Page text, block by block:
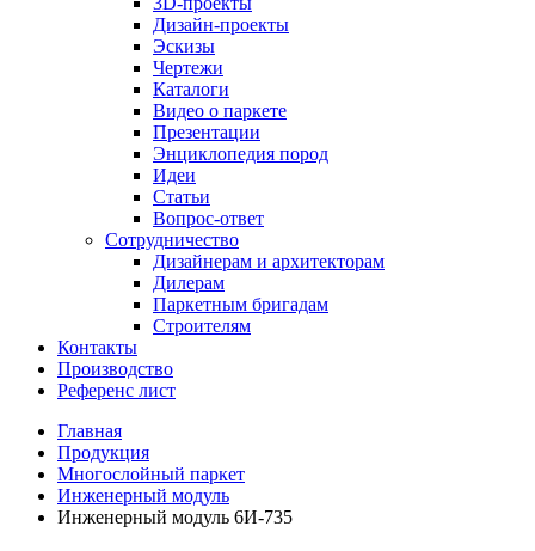
Дизайн-проекты
Эскизы
Чертежи
Каталоги
Видео о паркете
Презентации
Энциклопедия пород
Идеи
Статьи
Вопрос-ответ
Сотрудничество
Дизайнерам и архитекторам
Дилерам
Паркетным бригадам
Строителям
Контакты
Производство
Референс лист
Главная
Продукция
Многослойный паркет
Инженерный модуль
Инженерный модуль 6И-735